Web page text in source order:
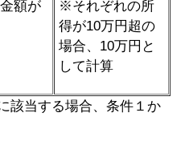
額が
※それぞれの所
得が10万円超の
場合、10万円と
して計算
該当する場合、条件１か